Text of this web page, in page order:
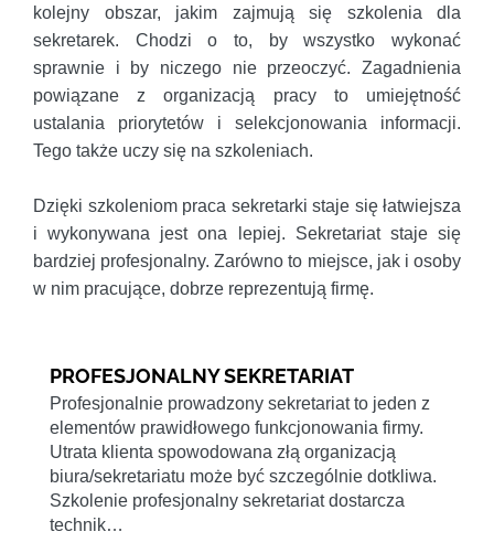
kolejny obszar, jakim zajmują się szkolenia dla
sekretarek. Chodzi o to, by wszystko wykonać
sprawnie i by niczego nie przeoczyć. Zagadnienia
powiązane z organizacją pracy to umiejętność
ustalania priorytetów i selekcjonowania informacji.
Tego także uczy się na szkoleniach.
Dzięki szkoleniom praca sekretarki staje się łatwiejsza
i wykonywana jest ona lepiej. Sekretariat staje się
bardziej profesjonalny. Zarówno to miejsce, jak i osoby
w nim pracujące, dobrze reprezentują firmę.
PROFESJONALNY SEKRETARIAT
Profesjonalnie prowadzony sekretariat to jeden z
elementów prawidłowego funkcjonowania firmy.
Utrata klienta spowodowana złą organizacją
biura/sekretariatu może być szczególnie dotkliwa.
Szkolenie profesjonalny sekretariat dostarcza
technik…